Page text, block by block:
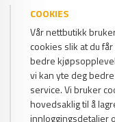
COOKIES
Vår nettbutikk
cookies slik at du
bedre
vi kan yte deg bedre
service. Vi bruker
hovedsaklig til å
innloggingsdetaljer